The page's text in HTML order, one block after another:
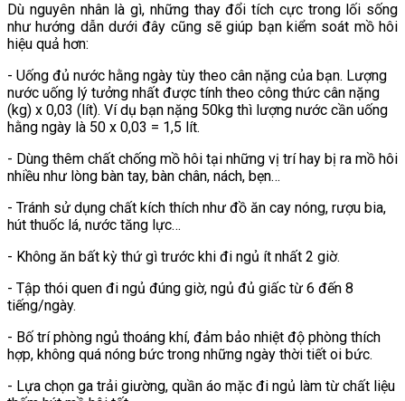
Dù nguyên nhân là gì, những thay đổi tích cực trong lối sống
như hướng dẫn dưới đây cũng sẽ giúp bạn kiểm soát mồ hôi
hiệu quả hơn:
- Uống đủ nước hằng ngày tùy theo cân nặng của bạn. Lượng
nước uống lý tưởng nhất được tính theo công thức cân nặng
(kg) x 0,03 (lít). Ví dụ bạn nặng 50kg thì lượng nước cần uống
hằng ngày là 50 x 0,03 = 1,5 lít.
- Dùng thêm chất chống mồ hôi tại những vị trí hay bị ra mồ hôi
nhiều như lòng bàn tay, bàn chân, nách, bẹn…
- Tránh sử dụng chất kích thích như đồ ăn cay nóng, rượu bia,
hút thuốc lá, nước tăng lực…
- Không ăn bất kỳ thứ gì trước khi đi ngủ ít nhất 2 giờ.
- Tập thói quen đi ngủ đúng giờ, ngủ đủ giấc từ 6 đến 8
tiếng/ngày.
- Bố trí phòng ngủ thoáng khí, đảm bảo nhiệt độ phòng thích
hợp, không quá nóng bức trong những ngày thời tiết oi bức.
- Lựa chọn ga trải giường, quần áo mặc đi ngủ làm từ chất liệu